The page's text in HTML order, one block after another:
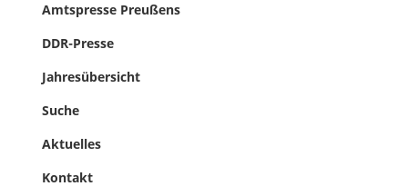
Amtspresse Preußens
DDR-Presse
Jahresübersicht
Suche
Aktuelles
Kontakt